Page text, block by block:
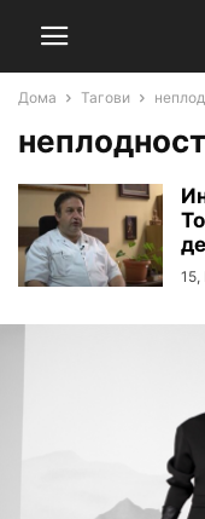
Дома Тагови
неплодност
15,